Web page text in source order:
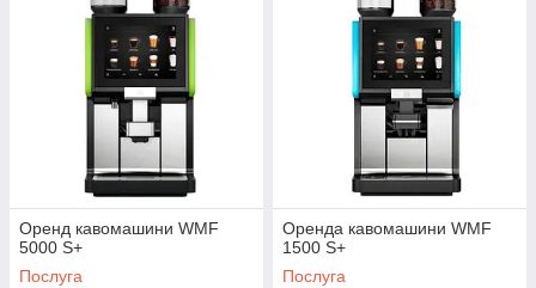
Підмінний фонд
кавомашин на період
ремонту!
Оренд кавомашини WMF
5000 S+
Послуга
Оренда кавомашини WMF
1500 S+
Послуга